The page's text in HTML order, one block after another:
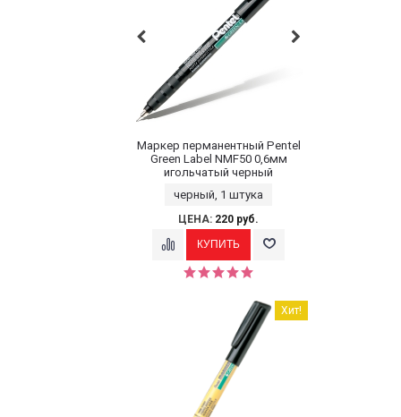
Маркер перманентный Pentel
Green Label NMF50 0,6мм
игольчатый черный
черный, 1 штука
ЦЕНА: 220 руб.
Хит!